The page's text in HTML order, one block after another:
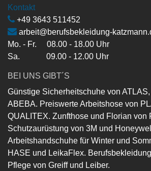
Kontakt
+49 3643 511452
arbeit@berufsbekleidung-
Mo. - Fr. 08.00 - 18.00 Uhr
Sa. 09.00 - 12.00 Uhr
BEI UNS GIBT´S
Günstige Sicherheitschuhe von
ABEBA. Preiswerte Arbeitshose von
QUALITEX. Zunfthose und Florian von
Schutzaurüstung von 3M und
Arbeitshandschuhe für Winter und
HASE und LeikaFlex.
Pflege von Greiff und Leiber.